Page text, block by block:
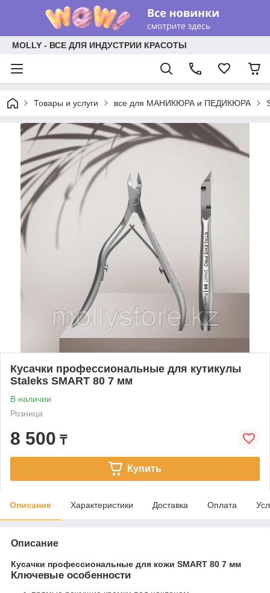
MOLLY - ВСЕ ДЛЯ ИНДУСТРИИ КРАСОТЫ
Товары и услуги все для МАНИКЮРА и ПЕДИКЮРА
Кусачки профессиональные для кутикулы
Staleks SMART 80 7 мм
В наличии
Розница
8 500 ₸
Купить
Описание Характеристики Доставка Оплата
Описание
Кусачки профессиональные для кожи SMART 80 7 мм
Ключевые особенности